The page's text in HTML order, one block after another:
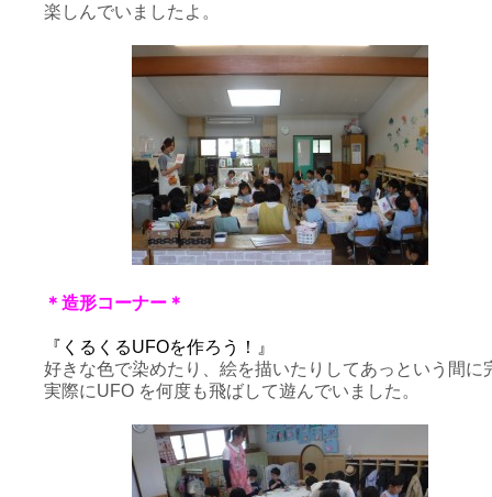
楽しんでいましたよ。
＊造形コーナー＊
『くるくるUFOを作ろう！』
好きな色で染めたり、絵を描いたりしてあっという間に
実際にUFO を何度も飛ばして遊んでいました。